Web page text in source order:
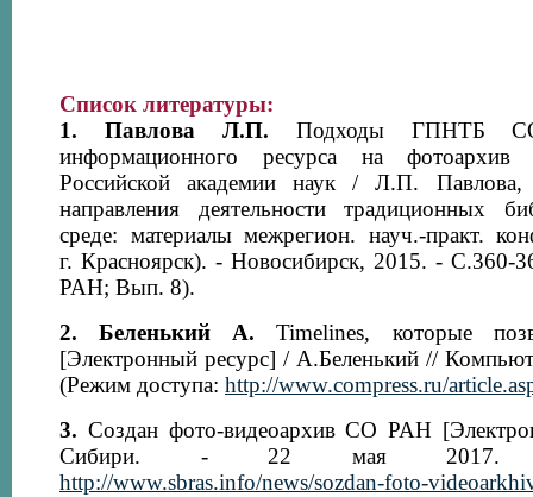
Список литературы:
1. Павлова Л.П. Подходы ГПНТБ
информационного ресурса на фотоархив
Российской академии наук / Л.П.
направления деятельности традиционных
среде: материалы межрегион. науч.-практ.
г. Красноярск). - Новосибирск, 2015. -
РАН; Вып. 8).
2. Беленький А. Timelines, которые
[Электронный ресурс] / А.Беленький //
(Режим доступа: http://www.compress.ru/
3. Создан фото-видеоархив СО РАН
Сибири. - 22 мая 2017.
http://www.sbras.info/news/sozdan-foto-